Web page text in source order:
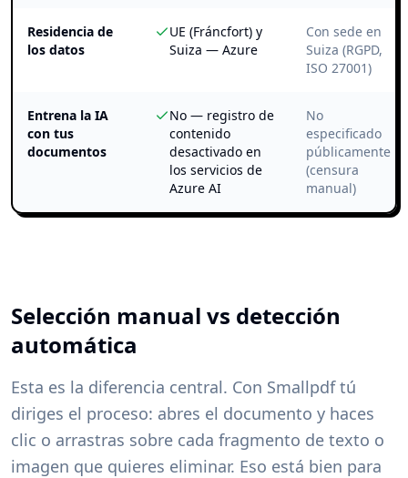
Residencia de
los datos
UE (Fráncfort) y
Suiza — Azure
Con sede en
Suiza (RGPD,
ISO 27001)
Entrena la IA
con tus
documentos
No — registro de
contenido
desactivado en
los servicios de
Azure AI
No
especificado
públicamente
(censura
manual)
Selección manual vs detección
automática
Esta es la diferencia central. Con Smallpdf tú
diriges el proceso: abres el documento y haces
clic o arrastras sobre cada fragmento de texto o
imagen que quieres eliminar. Eso está bien para